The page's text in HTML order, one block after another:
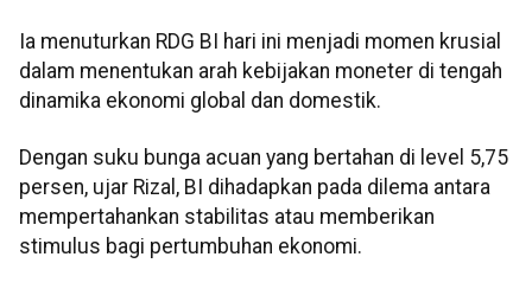
Ia menuturkan RDG BI hari ini menjadi momen krusial
dalam menentukan arah kebijakan moneter di tengah
dinamika ekonomi global dan domestik.
Dengan suku bunga acuan yang bertahan di level 5,75
persen, ujar Rizal, BI dihadapkan pada dilema antara
mempertahankan stabilitas atau memberikan
stimulus bagi pertumbuhan ekonomi.